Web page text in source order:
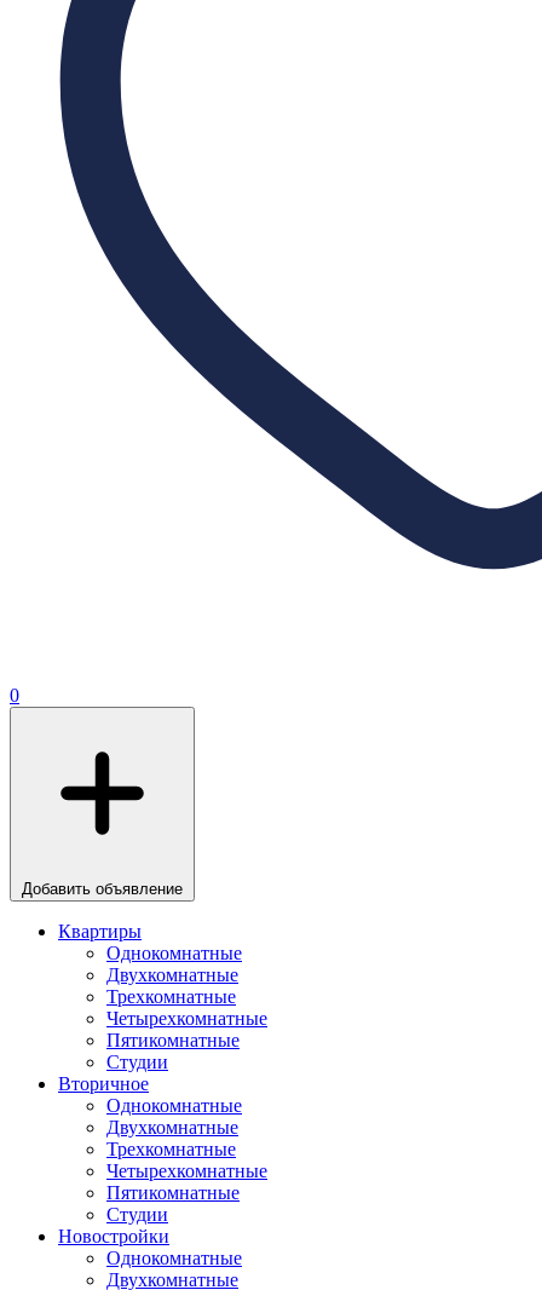
0
Добавить объявление
Квартиры
Однокомнатные
Двухкомнатные
Трехкомнатные
Четырехкомнатные
Пятикомнатные
Студии
Вторичное
Однокомнатные
Двухкомнатные
Трехкомнатные
Четырехкомнатные
Пятикомнатные
Студии
Новостройки
Однокомнатные
Двухкомнатные